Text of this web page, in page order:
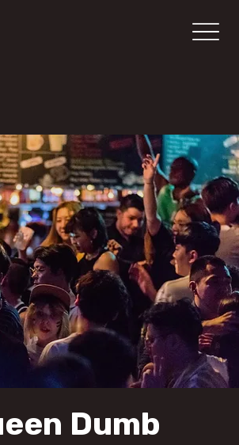
Dumb